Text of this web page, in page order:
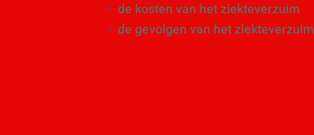
de kosten van het ziekteverzuim
de gevolgen van het ziekteverzuim